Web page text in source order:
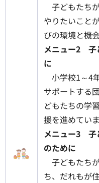
子どもたち
やりたいこと
びの環境と機
メニュー2 子
に
小学校1～4
サポートする
どもたちの学
援を進めていま
メニュー3 子
のために
子どもたち
ち、だれもが